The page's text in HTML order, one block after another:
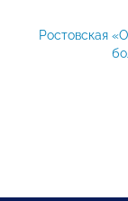
Ростовская